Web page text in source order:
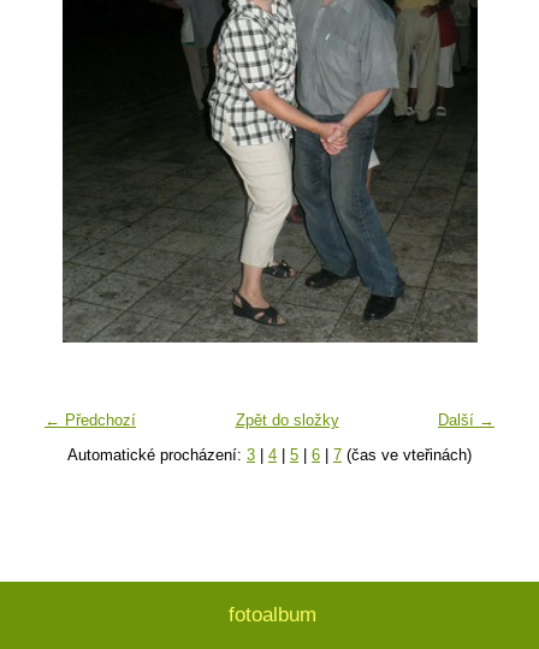
← Předchozí Další →
Zpět do složky
Automatické procházení: 3 4 5 6 7 (čas ve vteřinách)
fotoalbum